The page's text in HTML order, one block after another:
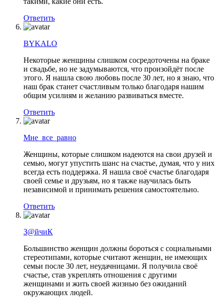
Ответить
BYKALO
Некоторые женщины слишком сосредоточены на браке
и свадьбе, но не задумываются, что произойдёт после
этого. Я нашла свою любовь после 30 лет, но я знаю, что
наш брак станет счастливым только благодаря нашим
общим усилиям и желанию развиваться вместе.
Ответить
Мне_все_равно
Женщины, которые слишком надеются на свои друзей и
семью, могут упустить шанс на счастье, думая, что у них
всегда есть поддержка. Я нашла своё счастье благодаря
своей семье и друзьям, но я также научилась быть
независимой и принимать решения самостоятельно.
Ответить
З@йчиК
Большинство женщин должны бороться с социальными
стереотипами, которые считают женщин, не имеющих
семьи после 30 лет, неудачницами. Я получила своё
счастье, став укреплять отношения с другими
женщинами и жить своей жизнью без ожиданий
окружающих людей.